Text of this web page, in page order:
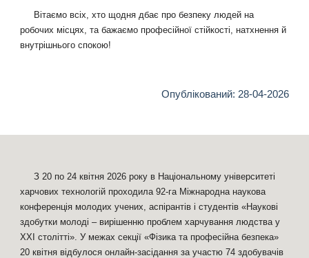
Вітаємо всіх, хто щодня дбає про безпеку людей на
робочих місцях, та бажаємо професійної стійкості, натхнення й
внутрішнього спокою!
Опублікований: 28-04-2026
З 20 по 24 квітня 2026 року в Національному університеті
харчових технологій проходила 92-га Міжнародна наукова
конференція молодих учених, аспірантів і студентів «Наукові
здобутки молоді – вирішенню проблем харчування людства у
XXI столітті». У межах секції «Фізика та професійна безпека»
20 квітня відбулося онлайн-засідання за участю 74 здобувачів